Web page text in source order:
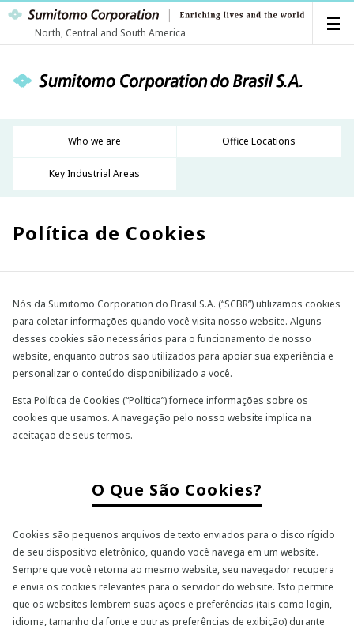
North, Central and South America
Who we are Office Locations
Key Industrial Areas
Política de Cookies
Nós da Sumitomo Corporation do Brasil S.A. (“SCBR”) utilizamos cookies
para coletar informações quando você visita nosso website. Alguns
desses cookies são necessários para o funcionamento de nosso
website, enquanto outros são utilizados para apoiar sua experiência e
personalizar o conteúdo disponibilizado a você.
Esta Política de Cookies (“Política”) fornece informações sobre os
cookies que usamos. A navegação pelo nosso website implica na
aceitação de seus termos.
O Que São Cookies?
Cookies são pequenos arquivos de texto enviados para o disco rígido
de seu dispositivo eletrônico, quando você navega em um website.
Sempre que você retorna ao mesmo website, seu navegador recupera
e envia os cookies relevantes para o servidor do website. Isto permite
que os websites lembrem suas ações e preferências (tais como login,
idioma, tamanho da fonte e outras preferências de exibição) durante